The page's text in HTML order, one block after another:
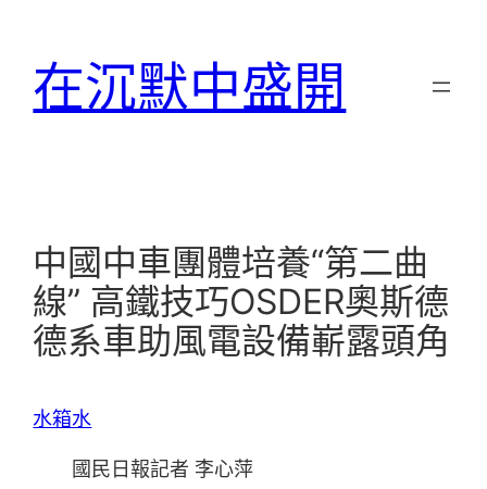
在沉默中盛開
中國中車團體培養“第二曲
線” 高鐵技巧OSDER奧斯德
德系車助風電設備嶄露頭角
水箱水
國民日報記者 李心萍